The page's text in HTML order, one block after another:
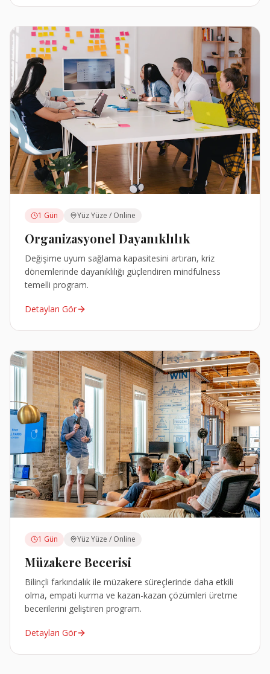
1 Gün Yüz Yüze / Online
Organizasyonel Dayanıklılık
Değişime uyum sağlama kapasitesini artıran, kriz
dönemlerinde dayanıklılığı güçlendiren mindfulness
temelli program.
Detayları Gör
1 Gün Yüz Yüze / Online
Müzakere Becerisi
Bilinçli farkındalık ile müzakere süreçlerinde daha etkili
olma, empati kurma ve kazan-kazan çözümleri üretme
becerilerini geliştiren program.
Detayları Gör